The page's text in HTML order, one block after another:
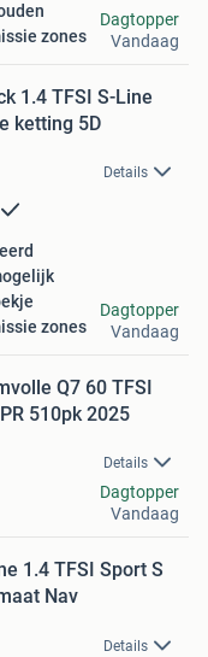
zones
Dagtopper
Vandaag
1.4 TFSI S-Line
ketting 5D
Details
zones
Dagtopper
Vandaag
Q7 60 TFSI
510pk 2025
Details
Dagtopper
Vandaag
1.4 TFSI Sport S
Nav
Details